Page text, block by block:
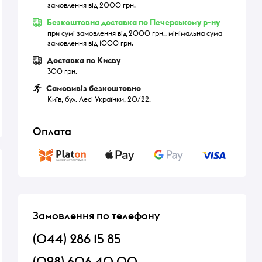
замовлення від 2000 грн.
Безкоштовна доставка по Печерському р-ну
при сумі замовлення від 2000 грн., мінімальна сума
замовлення від 1000 грн.
Доставка по Києву
300 грн.
Самовивіз безкоштовно
Київ, бул. Лесі Українки, 20/22.
Оплата
Замовлення по телефону
(044) 286 15 85